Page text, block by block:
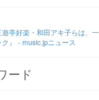
亭好楽・和田アキ子らは、一
』 - music.jpニュース
ード